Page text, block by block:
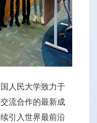
人民大学致力于
流合作的最新成
引入世界最前沿